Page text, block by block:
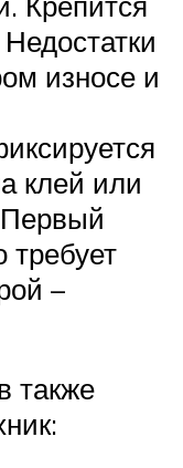
износе и
клей или
Первый
–
также